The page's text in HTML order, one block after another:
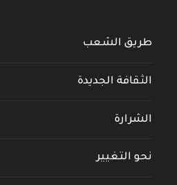
طريق الشعب
الثقافة الجديدة
الشرارة
نحو التغيير